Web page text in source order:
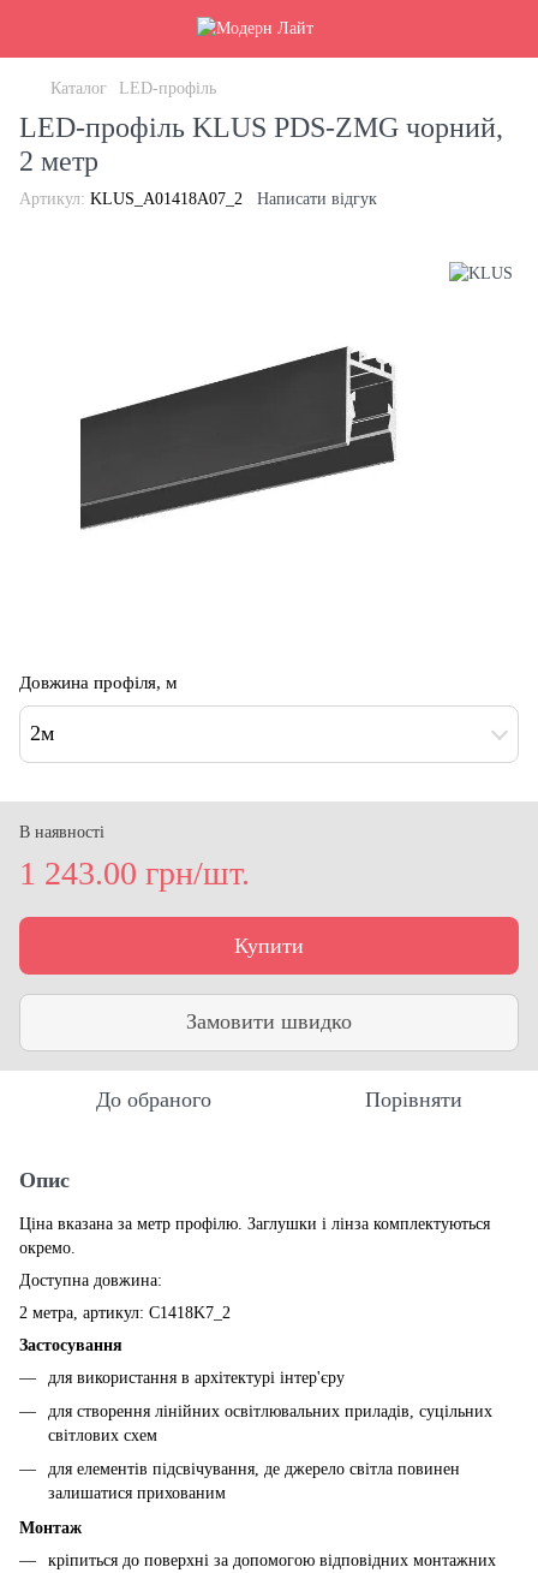
Каталог LED-профіль
LED-профіль KLUS PDS-ZMG чорний,
2 метр
Артикул: KLUS_A01418A07_2 Написати відгук
Довжина профіля, м
2м
В наявності
1 243.00 грн/шт.
Купити
Замовити швидко
До обраного Порівняти
Опис
Ціна вказана за метр профілю. Заглушки і лінза комплектуються
окремо.
Доступна довжина:
2 метра, артикул: C1418K7_2
Застосування
для використання в архітектурі інтер'єру
для створення лінійних освітлювальних приладів, суцільних
світлових схем
для елементів підсвічування, де джерело світла повинен
залишатися прихованим
Монтаж
кріпиться до поверхні за допомогою відповідних монтажних